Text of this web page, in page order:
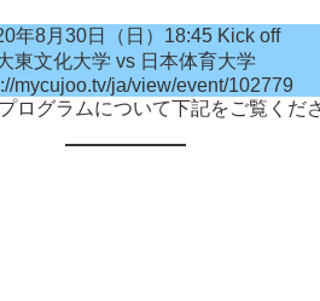
年8月30日（日）18:45 Kick off
東文化大学 vs 日本体育大学
mycujoo.tv/ja/view/event/102779
ログラムについて下記をご覧くだ